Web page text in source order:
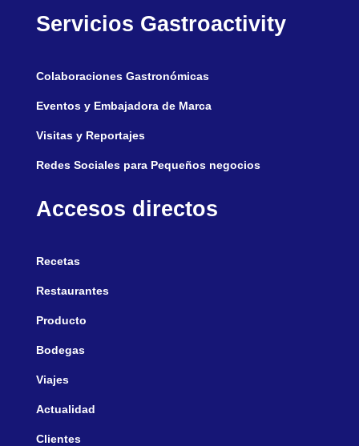
Servicios Gastroactivity
Colaboraciones Gastronómicas
Eventos y Embajadora de Marca
Visitas y Reportajes
Redes Sociales para Pequeños negocios
Accesos directos
Recetas
Restaurantes
Producto
Bodegas
Viajes
Actualidad
Clientes